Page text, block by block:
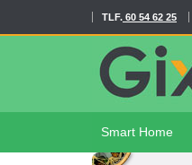
TLF. 60 54 62 25
Smart Home